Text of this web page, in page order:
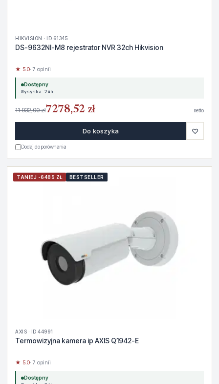
HIKVISION · ID 61345
DS-9632NI-M8 rejestrator NVR 32ch Hikvision
★ 5.0· 7 opinii
Dostępny
Wysyłka 24h
11 932,00 zł7278,52 zł netto
Do koszyka ♡
Dodaj do porównania
TANIEJ -6485 ZŁ BESTSELLER
AXIS · ID 44991
Termowizyjna kamera ip AXIS Q1942-E
★ 5.0· 7 opinii
Dostępny